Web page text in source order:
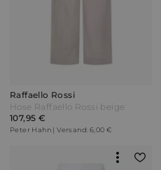
Raffaello Rossi
Hose Raffaello Rossi beige
107,95 €
Peter Hahn | Versand: 6,00 €